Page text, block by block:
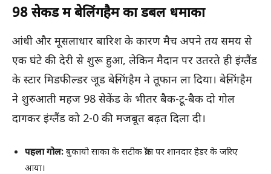
98 सेकेंड में बेलिंगहैम का डबल धमाका
आंधी और मूसलाधार बारिश के कारण मैच अपने तय समय से
एक घंटे की देरी से शुरू हुआ, लेकिन मैदान पर उतरते ही इंग्लैंड
के स्टार मिडफील्डर जूड बेलिंगहैम ने तूफान ला दिया। बेलिंगहैम
ने शुरुआती महज 98 सेकेंड के भीतर बैक-टू-बैक दो गोल
दागकर इंग्लैंड को 2-0 की मजबूत बढ़त दिला दी।
पहला गोल: बुकायो साका के सटीक क्रॉस पर शानदार हेडर के जरिए
आया।